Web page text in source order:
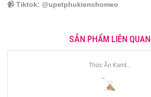
📹 Tiktok: @upetphukienchomeo
SẢN PHẨM LIÊN QUAN
Thức Ăn Kamt...